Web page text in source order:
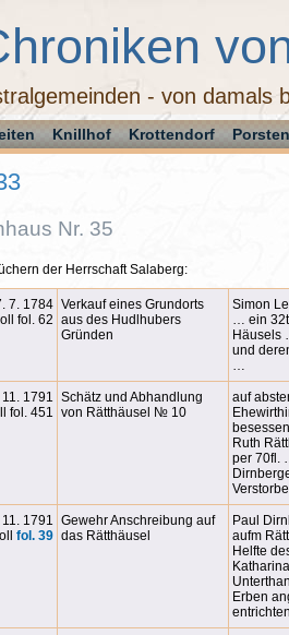
- von damals
Knillhof Krottendorf
Nr. 35
der Herrschaft Salaberg:
7. 1784
fol. 62
Verkauf eines Grundorts
aus des Hudlhubers
Gründen
Simon
… ein
Häusels
und
…
1791
fol. 451
Schätz und Abhandlung
von Rätthäusel № 10
auf
Ruth
per 70fl.
1791
fol. 39
Gewehr Anschreibung auf
das Rätthäusel
Paul
aufm
Helfte
Erben